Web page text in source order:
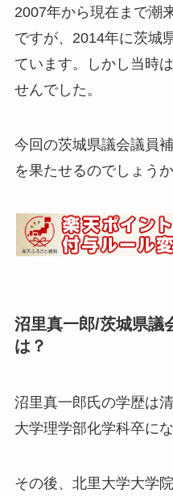
2007年から現在まで潮
ですが、2014年に茨城
ています。しかし当時
せんでした。
今回の茨城県議会議員
を果たせるのでしょうか
沼里真一郎/茨城県議
は？
沼里真一郎氏の学歴は
大学理学部化学科卒に
その後、 北里大学大学院